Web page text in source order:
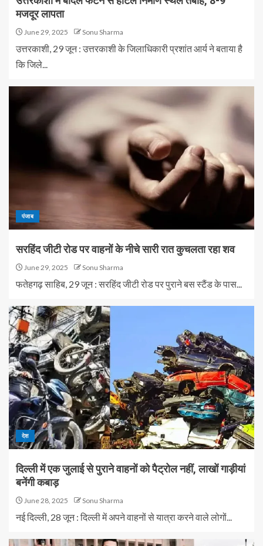
मजदूर लापता
June 29, 2025 Sonu Sharma
उत्तरकाशी, 29 जून : उत्तरकाशी के जिलाधिकारी प्रशांत आर्य ने बताया है
कि जिले...
पंजाब
सरहिंद जीटी रोड पर वाहनों के नीचे सारी रात कुचलता रहा शव
June 29, 2025 Sonu Sharma
फतेहगढ़ साहिब, 29 जून : सरहिंद जीटी रोड पर पुराने बस स्टैंड के पास...
देश
दिल्ली में एक जुलाई से पुराने वाहनों को पैट्रोल नहीं, लाखों गाड़ीयां
बनेंगी कबाड़
June 28, 2025 Sonu Sharma
नई दिल्ली, 28 जून : दिल्ली में अपने वाहनों से यात्रा करने वाले लोगों...